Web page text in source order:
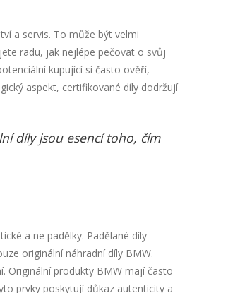
a servis. To může být velmi
radu, jak nejlépe pečovat o svůj
kupující si často ověří,
aspekt, certifikované díly dodržují
díly jsou esencí toho, čím
a ne padělky. Padělané díly
originální náhradní díly BMW.
Originální produkty BMW mají často
prvky poskytují důkaz autenticity a